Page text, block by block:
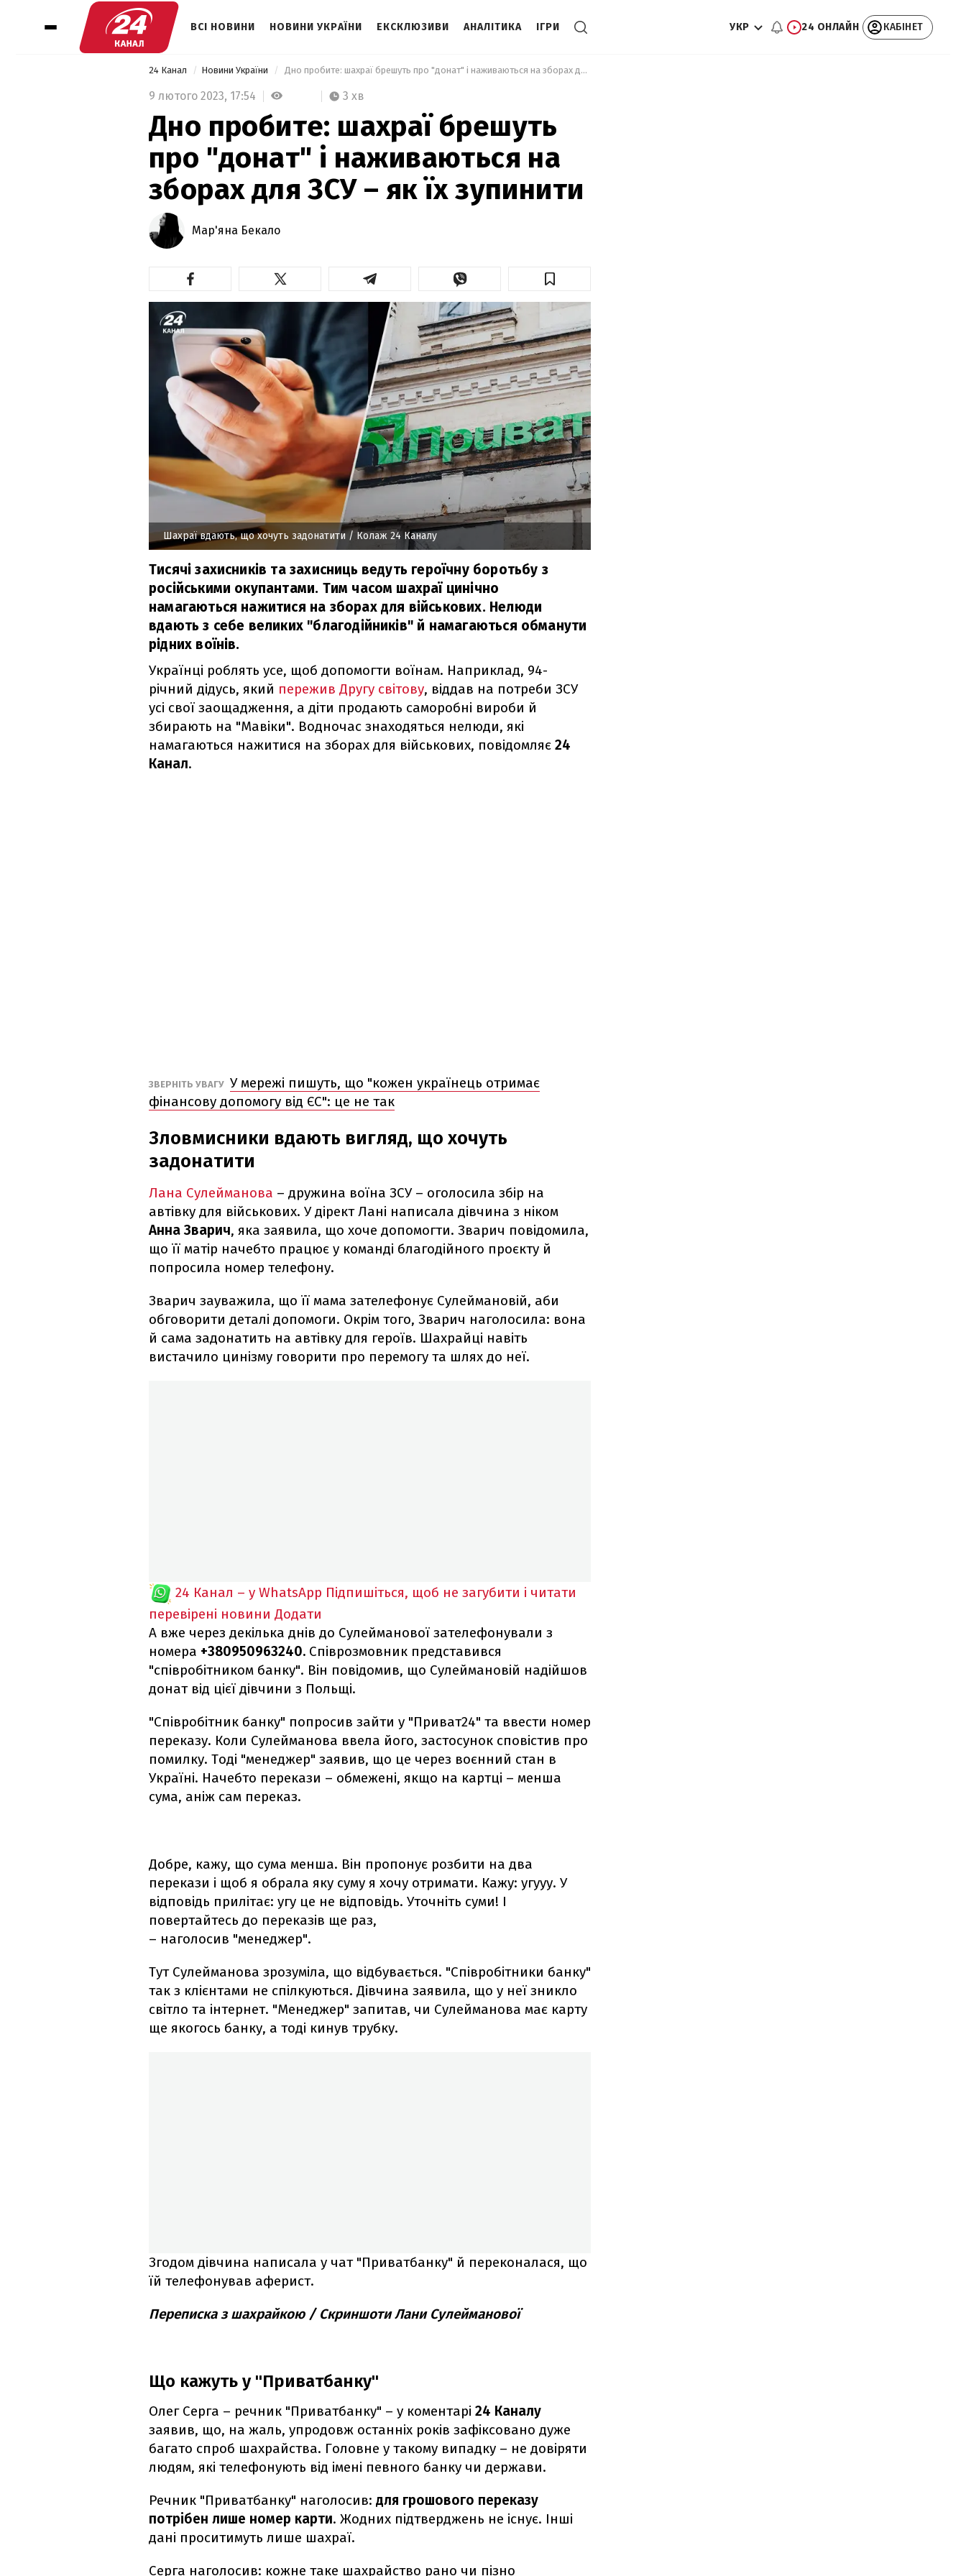
ВСІ НОВИНИ НОВИНИ УКРАЇНИ ЕКСКЛЮЗИВИ АНАЛІТИКА ІГРИ УКР 24 ОНЛАЙН КАБІНЕТ
24 Канал Новини України Дно пробите: шахраї брешуть про "донат" і наживаються на зборах для ЗСУ – як їх зупинити
9 лютого 2023, 17:54 3 хв
Дно пробите: шахраї брешуть
про "донат" і наживаються на
зборах для ЗСУ – як їх зупинити
Мар'яна Бекало
Шахраї вдають, що хочуть задонатити / Колаж 24 Каналу
Тисячі захисників та захисниць ведуть героїчну боротьбу з
російськими окупантами. Тим часом шахраї цинічно
намагаються нажитися на зборах для військових. Нелюди
вдають з себе великих "благодійників" й намагаються обманути
рідних воїнів.
Українці роблять усе, щоб допомогти воїнам. Наприклад, 94-
річний дідусь, який пережив Другу світову, віддав на потреби ЗСУ
усі свої заощадження, а діти продають саморобні вироби й
збирають на "Мавіки". Водночас знаходяться нелюди, які
намагаються нажитися на зборах для військових, повідомляє 24
Канал.
ЗВЕРНІТЬ УВАГУ У мережі пишуть, що "кожен українець отримає
фінансову допомогу від ЄС": це не так
Зловмисники вдають вигляд, що хочуть
задонатити
Лана Сулейманова – дружина воїна ЗСУ – оголосила збір на
автівку для військових. У дірект Лані написала дівчина з ніком
Анна Зварич, яка заявила, що хоче допомогти. Зварич повідомила,
що її матір начебто працює у команді благодійного проєкту й
попросила номер телефону.
Зварич зауважила, що її мама зателефонує Сулеймановій, аби
обговорити деталі допомоги. Окрім того, Зварич наголосила: вона
й сама задонатить на автівку для героїв. Шахрайці навіть
вистачило цинізму говорити про перемогу та шлях до неї.
24 Канал – у WhatsApp Підпишіться, щоб не загубити і читати
перевірені новини Додати
А вже через декілька днів до Сулейманової зателефонували з
номера +380950963240. Співрозмовник представився
"співробітником банку". Він повідомив, що Сулеймановій надійшов
донат від цієї дівчини з Польщі.
"Співробітник банку" попросив зайти у "Приват24" та ввести номер
переказу. Коли Сулейманова ввела його, застосунок сповістив про
помилку. Тоді "менеджер" заявив, що це через воєнний стан в
Україні. Начебто перекази – обмежені, якщо на картці – менша
сума, аніж сам переказ.
Добре, кажу, що сума менша. Він пропонує розбити на два
перекази і щоб я обрала яку суму я хочу отримати. Кажу: угууу. У
відповідь прилітає: угу це не відповідь. Уточніть суми! І
повертайтесь до переказів ще раз,
– наголосив "менеджер".
Тут Сулейманова зрозуміла, що відбувається. "Співробітники банку"
так з клієнтами не спілкуються. Дівчина заявила, що у неї зникло
світло та інтернет. "Менеджер" запитав, чи Сулейманова має карту
ще якогось банку, а тоді кинув трубку.
Згодом дівчина написала у чат "Приватбанку" й переконалася, що
їй телефонував аферист.
Переписка з шахрайкою / Скриншоти Лани Сулейманової
Що кажуть у "Приватбанку"
Олег Серга – речник "Приватбанку" – у коментарі 24 Каналу
заявив, що, на жаль, упродовж останніх років зафіксовано дуже
багато спроб шахрайства. Головне у такому випадку – не довіряти
людям, які телефонують від імені певного банку чи держави.
Речник "Приватбанку" наголосив: для грошового переказу
потрібен лише номер карти. Жодних підтверджень не існує. Інші
дані проситимуть лише шахраї.
Серга наголосив: кожне таке шахрайство рано чи пізно